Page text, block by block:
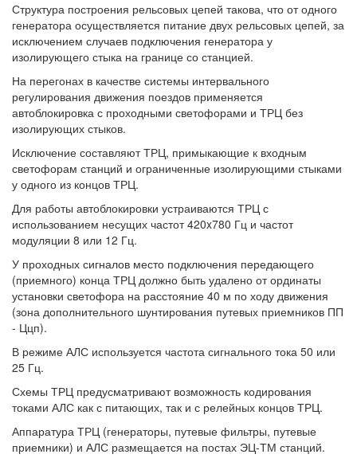
Структура построения рельсовых цепей такова, что от одного
генератора осуществляется питание двух рельсовых цепей, за
исключением случаев подключения генератора у
изолирующего стыка на границе со станцией.
На перегонах в качестве системы интервального
регулирования движения поездов применяется
автоблокировка с проходными светофорами и ТРЦ без
изолирующих стыков.
Исключение составляют ТРЦ, примыкающие к входным
светофорам станций и ограниченные изолирующими стыками
у одного из концов ТРЦ.
Для работы автоблокировки устраиваются ТРЦ с
использованием несущих частот 420x780 Гц и частот
модуляции 8 или 12 Гц.
У проходных сигналов место подключения передающего
(приемного) конца ТРЦ должно быть удалено от ординаты
установки светофора на расстояние 40 м по ходу движения
(зона дополнительного шунтирования путевых приемников ПП
- Ццп).
В режиме АЛС используется частота сигнального тока 50 или
25 Гц.
Схемы ТРЦ предусматривают возможность кодирования
токами АЛС как с питающих, так и с релейных концов ТРЦ.
Аппаратура ТРЦ (генераторы, путевые фильтры, путевые
приемники) и АЛС размещается на постах ЭЦ-ТМ станций.